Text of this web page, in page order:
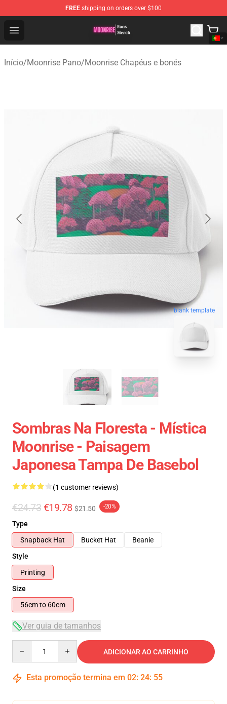
FREE shipping on orders over $100
Open menu
Moonrise Store - Official Moonrise Merchandise Shop
Início/Moonrise Pano/Moonrise Chapéus e bonés
blank template
Sombras Na Floresta - Mística
Moonrise - Paisagem
Japonesa Tampa De Basebol
(1 customer reviews)
€24.73 €19.78 $21.50 -20%
Type
Snapback Hat
Bucket Hat
Beanie
Style
Printing
Size
56cm to 60cm
Ver guia de tamanhos
ADICIONAR AO CARRINHO
Esta promoção termina em 02: 24: 54